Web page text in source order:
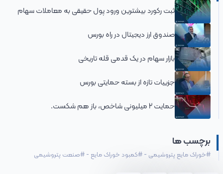
ثبت رکورد بیشترین ورود پول حقیقی به معاملات سهام
صندوق ارز دیجیتال در راه بورس
بازار سهام در یک قدمی قله تاریخی
جزییات تازه از بسته حمایتی بورس
حمایت 2 میلیونی شاخص، باز هم شکست.
برچسب ها
#خوراک مایع پتروشیمی -
#کمبود خوراک مایع -
#صنعت پتروشیمی